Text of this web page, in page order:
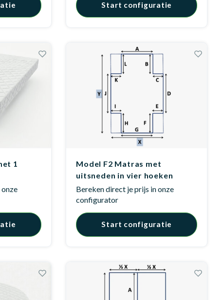
Start configuratie
1
Model F2 Matras met
uitsneden in vier hoeken
Bereken direct je prijs in onze
configurator
Start configuratie